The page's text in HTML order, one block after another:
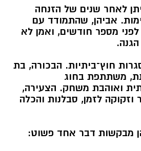
לאחר שנים של הזנחה
אביהן, שהתמודד עם
לפני מספר חודשים, ואמן לא
חוץ־ביתיות. הבכורה, בת
משתתפת בחוג
ואוהבת משחק. הצעירה,
וזקוקה לזמן, סבלנות והכלה
מבקשות דבר אחד פשוט: